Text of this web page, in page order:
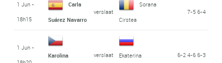
1 Jun -
18h15
Carla
Suárez Navarro
verslaat
Sorana
Cirstea
7-5 6-4
1 Jun -
Karolina
verslaat
Ekaterina
6-2 4-6 6-3